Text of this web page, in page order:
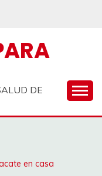
DE
en casa